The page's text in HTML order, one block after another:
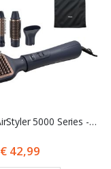
Philips AirStyler 5000 Series - BHA530/00 - Fohnborstel
€ 42,99